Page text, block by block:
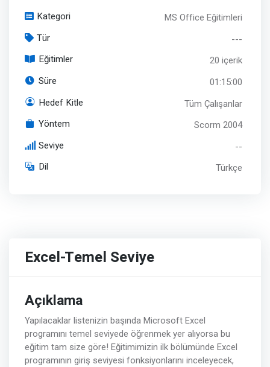
Kategori MS Office Eğitimleri
Tür ---
Eğitimler 20 içerik
Süre 01:15:00
Hedef Kitle Tüm Çalışanlar
Yöntem Scorm 2004
Seviye --
Dil Türkçe
Excel-Temel Seviye
Açıklama
Yapılacaklar listenizin başında Microsoft Excel
programını temel seviyede öğrenmek yer alıyorsa bu
eğitim tam size göre! Eğitimimizin ilk bölümünde Excel
programının giriş seviyesi fonksiyonlarını inceleyecek,